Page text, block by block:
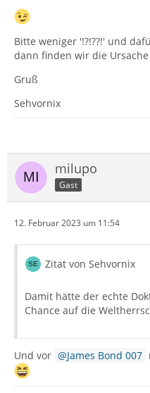
Bitte weniger '!?!??!' und
dann finden wir die
Gruß
Sehvornix
milupo
Gast
12. Februar 2023 um 11:54
Zitat von Sehvornix
Damit hätte der echte
Chance auf die
Und vor James Bond 007